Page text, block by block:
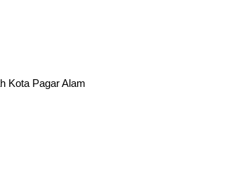
Kota Pagar Alam